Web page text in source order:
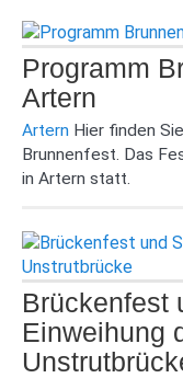
Programm
Artern
Artern Hier finden
Brunnenfest. Das
in Artern statt.
Brückenfest
Einweihung